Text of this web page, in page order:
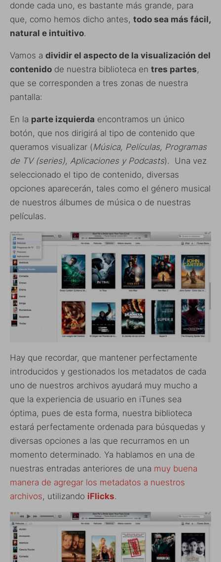
donde cada uno, es bastante más grande, para
que, como hemos dicho antes, todo sea más fácil,
natural e intuitivo.
Vamos a dividir el aspecto de la visualización del
contenido de nuestra biblioteca en tres partes,
que se corresponden a tres zonas de nuestra
pantalla:
En la parte izquierda encontramos un único
botón, que nos dirigirá al tipo de contenido que
queramos visualizar (Música, Películas, Programas
de TV (series), Aplicaciones y Podcasts). Una vez
seleccionado el tipo de contenido, diversas
opciones aparecerán, tales como el género musical
de nuestros álbumes de música o de nuestras
películas.
Hay que recordar, que mantener perfectamente
introducidos y gestionados los metadatos de cada
uno de nuestros archivos ayudará muy mucho a
que la experiencia de usuario en iTunes sea
óptima, pues de esta forma, nuestra biblioteca
estará perfectamente ordenada para búsquedas y
diversas opciones a las que recurramos en un
momento determinado. Ya hablamos en una de
nuestras entradas anteriores de una muy buena
manera de agregar los metadatos a nuestros
archivos, utilizando iFlicks.